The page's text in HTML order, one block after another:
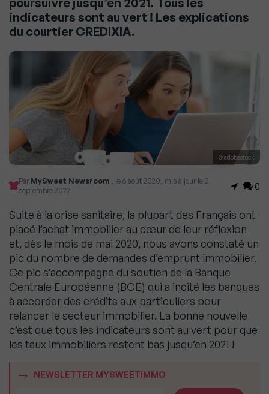
indicateurs sont au vert ! Les explications
du courtier CREDIXIA.
© adobestock
Par MySweet Newsroom , le 6 août 2020, mis à jour le 2
septembre 2022
0
Suite à la crise sanitaire, la plupart des Français ont
placé l’achat immobilier au cœur de leur réflexion
et, dès le mois de mai 2020, nous avons constaté un
pic du nombre de demandes d’emprunt immobilier.
Ce pic s’accompagne du soutien de la Banque
Centrale Européenne (BCE) qui a incité les banques
à accorder des crédits aux particuliers pour
relancer le secteur immobilier. La bonne nouvelle
c’est que tous les indicateurs sont au vert pour que
les taux immobiliers restent bas jusqu’en 2021 !
NEWSLETTER MYSWEETIMMO